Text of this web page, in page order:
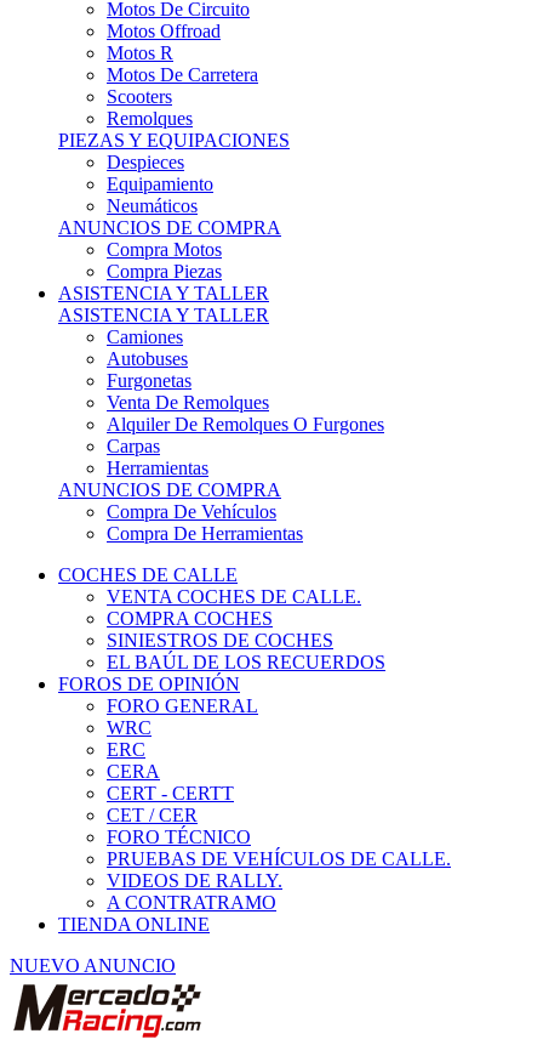
Motos R
Motos De Carretera
Scooters
Remolques
PIEZAS Y EQUIPACIONES
Despieces
Equipamiento
Neumáticos
ANUNCIOS DE COMPRA
Compra Motos
Compra Piezas
ASISTENCIA Y TALLER
ASISTENCIA Y TALLER
Camiones
Autobuses
Furgonetas
Venta De Remolques
Alquiler De Remolques O Furgones
Carpas
Herramientas
ANUNCIOS DE COMPRA
Compra De Vehículos
Compra De Herramientas
COCHES DE CALLE
VENTA COCHES DE CALLE.
COMPRA COCHES
SINIESTROS DE COCHES
EL BAÚL DE LOS RECUERDOS
FOROS DE OPINIÓN
FORO GENERAL
WRC
ERC
CERA
CERT - CERTT
CET / CER
FORO TÉCNICO
PRUEBAS DE VEHÍCULOS DE CALLE.
VIDEOS DE RALLY.
A CONTRATRAMO
TIENDA ONLINE
NUEVO ANUNCIO